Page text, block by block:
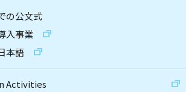
の公文式
入事業
本語
Activities